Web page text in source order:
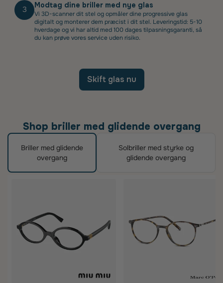
3 Modtag dine briller med nye glas
Vi 3D-scanner dit stel og opmåler dine progressive glas
digitalt og monterer dem præcist i dit stel. Leveringstid: 5-10
hverdage og vi har altid med 100 dages tilpasningsgaranti, så
du kan prøve vores service uden risiko.
Skift glas nu
Shop briller med glidende overgang
Briller med glidende
overgang
Solbriller med styrke og
glidende overgang